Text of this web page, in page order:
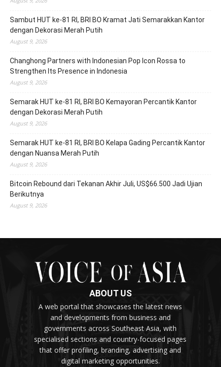
Sambut HUT ke-81 RI, BRI BO Kramat Jati Semarakkan Kantor
dengan Dekorasi Merah Putih
August 9, 2026
Changhong Partners with Indonesian Pop Icon Rossa to
Strengthen Its Presence in Indonesia
August 9, 2026
Semarak HUT ke-81 RI, BRI BO Kemayoran Percantik Kantor
dengan Dekorasi Merah Putih
August 9, 2026
Semarak HUT ke-81 RI, BRI BO Kelapa Gading Percantik Kantor
dengan Nuansa Merah Putih
August 9, 2026
Bitcoin Rebound dari Tekanan Akhir Juli, US$66.500 Jadi Ujian
Berikutnya
August 9, 2026
ABOUT US
A web portal that showcases the latest news
and developments from business and
governments across Southeast Asia, with
specialised sections and country-focused pages
that offer profiling, branding, advertising and
digital marketing opportunities.